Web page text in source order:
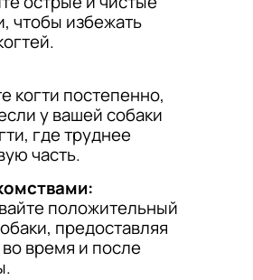
чтобы избежать
когти постепенно,
у вашей собаки
где труднее
часть.
положительный
предоставляя
время и после